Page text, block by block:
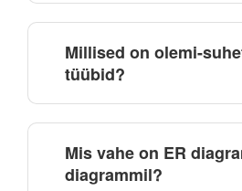
Millised on olemi-
tüübid?
Mis vahe on ER
diagrammil?